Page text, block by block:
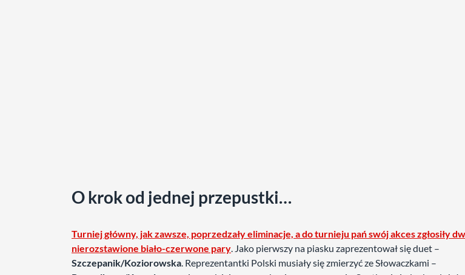
O krok od jednej przepustki…
Turniej główny, jak zawsze, poprzedzały eliminacje, a do turnieju pań swój akces zgłosiły
nierozstawione biało-czerwone pary. Jako pierwszy na piasku zaprezentował się duet –
Szczepanik/Koziorowska. Reprezentantki Polski musiały się zmierzyć ze Słowaczkami –